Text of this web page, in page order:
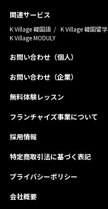
関連サービス
K Village 韓国語 K Village 韓国留学
K Village MODULY
お問い合わせ（個人）
お問い合わせ（企業）
無料体験レッスン
フランチャイズ事業について
採用情報
特定商取引法に基づく表記
プライバシーポリシー
会社概要